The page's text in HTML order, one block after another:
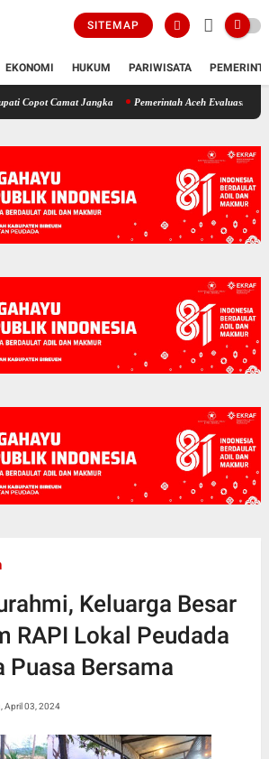
SITEMAP
EKONOMI HUKUM PARIWISATA
Korban Bencana di Bireuen: Pimpinan DPRK Desak Bupati
Keluarga Besar
RAPI Lokal Peudada
Puasa Bersama
April 03, 2024